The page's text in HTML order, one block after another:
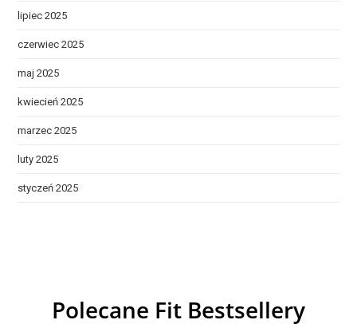
lipiec 2025
czerwiec 2025
maj 2025
kwiecień 2025
marzec 2025
luty 2025
styczeń 2025
Polecane Fit Bestsellery